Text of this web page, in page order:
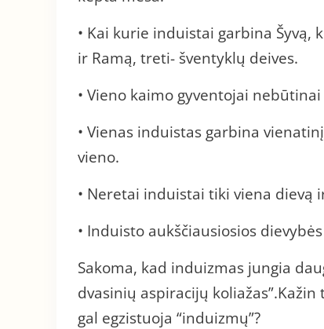
• Kai kurie induistai garbina
ir Ramą, treti- šventyklų deives.
• Vieno kaimo gyventojai
• Vienas induistas garbina
vieno.
• Neretai induistai tiki viena dievą
• Induisto aukščiausiosios
Sakoma, kad induizmas jungia
dvasinių aspiracijų
gal egzistuoja “induizmų”?